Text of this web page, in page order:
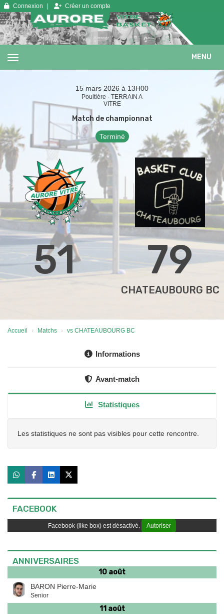
Connexion Créer un compte
MENU
15 mars 2026 à 13H00
Poultière - TERRAIN A
VITRE
Match de championnat
Terminé
51 79
CHATEAUBOURG BC
Accueil Matchs vs CHATEAUBOURG BC
Informations
Avant-match
Statistiques
Les statistiques ne sont pas visibles pour cette rencontre.
FACEBOOK
Facebook (like box) est désactivé. Autoriser
ANNIVERSAIRES
10 août
BARON Pierre-Marie
Senior
11 août
Panneau de gestion des cookies